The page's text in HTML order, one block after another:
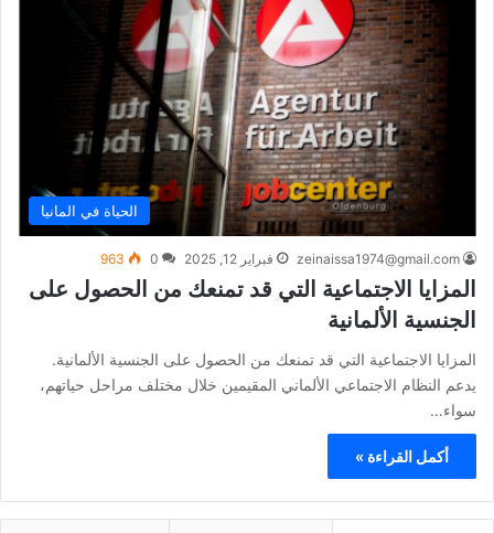
الحياة في المانيا
zeinaissa1974@gmail.com فبراير 12, 2025 0
963
المزايا الاجتماعية التي قد تمنعك من الحصول على
الجنسية الألمانية
المزايا الاجتماعية التي قد تمنعك من الحصول على الجنسية الألمانية.
يدعم النظام الاجتماعي الألماني المقيمين خلال مختلف مراحل حياتهم،
سواء…
أكمل القراءة »